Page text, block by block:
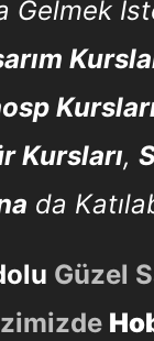
Gelmek
Kursları,
da
Güzel